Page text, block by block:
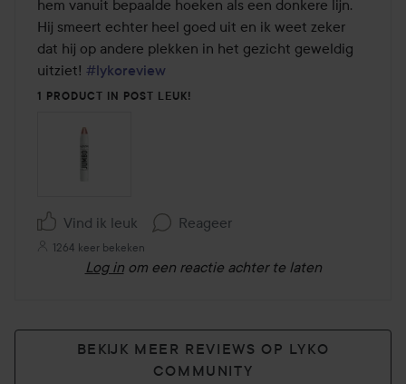
hem vanuit bepaalde hoeken als een donkere lijn.
Hij smeert echter heel goed uit en ik weet zeker
dat hij op andere plekken in het gezicht geweldig
uitziet! #lykoreview
1 PRODUCT IN POST LEUK!
Vind ik leuk Reageer
1264 keer bekeken
Log in om een reactie achter te laten
BEKIJK MEER REVIEWS OP LYKO
COMMUNITY